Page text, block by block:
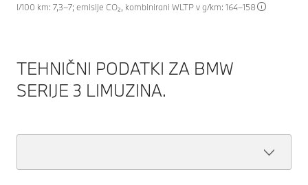
l/100 km: 7,3–7; emisije CO₂, kombinirani WLTP v g/km: 164–158
TEHNIČNI PODATKI ZA BMW
SERIJE 3 LIMUZINA.